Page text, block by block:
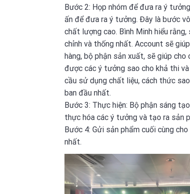
Bước 2: Họp nhóm để đưa ra ý
ấn để đưa ra ý tưởng. Đây là bước
chất lượng cao. Bình Minh hiểu
chỉnh và thống nhất. Account sẽ
hàng, bộ phận sản xuất, sẽ giúp
được các ý tưởng sao cho khả thi
cầu sử dụng chất liệu, cách thức
ban đầu nhất.
Bước 3: Thực hiện: Bộ phận sáng
thực hóa các ý tưởng và tạo ra sản
Bước 4: Gửi sản phẩm cuối cùng
nhất.